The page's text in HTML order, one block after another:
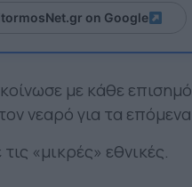
on Google
με κάθε
νεαρό για τα
«μικρές» εθνικές.